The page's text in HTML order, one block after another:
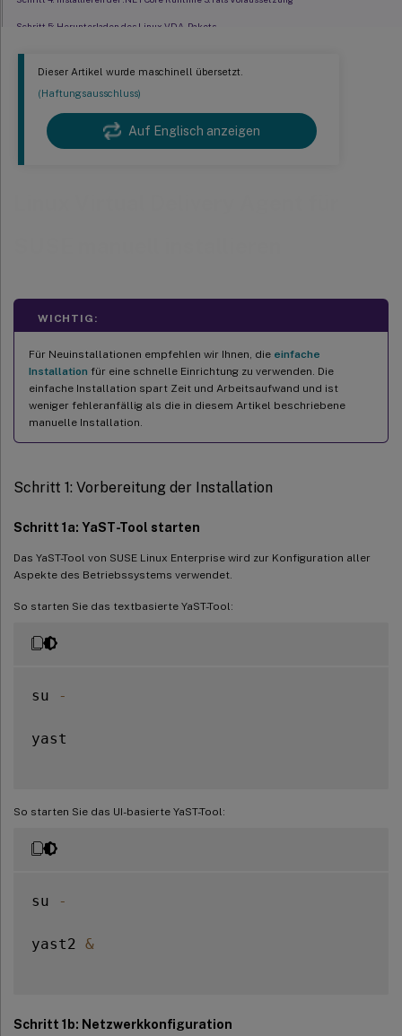
Dieser Artikel wurde maschinell übersetzt.
(Haftungsausschluss)
Auf Englisch anzeigen
WICHTIG:
Für Neuinstallationen empfehlen wir Ihnen, die einfache
Installation für eine schnelle Einrichtung zu verwenden. Die
einfache Installation spart Zeit und Arbeitsaufwand und ist
weniger fehleranfällig als die in diesem Artikel beschriebene
manuelle Installation.
Schritt 1: Vorbereitung der Installation
Schritt 1a: YaST-Tool starten
Das YaST-Tool von SUSE Linux Enterprise wird zur Konfiguration aller
Aspekte des Betriebssystems verwendet.
So starten Sie das textbasierte YaST-Tool:
su -
yast
So starten Sie das UI-basierte YaST-Tool:
su -
yast2 &
Schritt 1b: Netzwerkkonfiguration
Schritt 5: Herunterladen des Linux VDA-Pakets
Schritt 6: Installieren des Linux VDA
Schritt 9: Linux VDA ausführen